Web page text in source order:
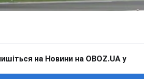
на Новини на OBOZ.UA у